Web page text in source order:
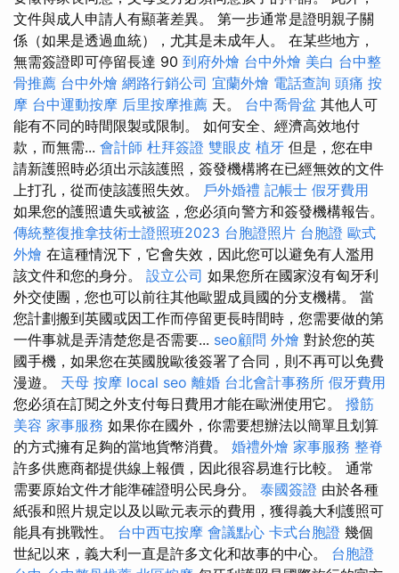
文件與成人申請人有顯著差異。 第一步通常是證明親子關
係（如果是透過血統），尤其是未成年人。 在某些地方，
無需簽證即可停留長達 90 到府外燴 台中外燴 美白 台中整
骨推薦 台中外燴 網路行銷公司 宜蘭外燴 電話查詢 頭痛 按
摩 台中運動按摩 后里按摩推薦 天。 台中喬骨盆 其他人可
能有不同的時間限製或限制。 如何安全、經濟高效地付
款，而無需... 會計師 杜拜簽證 雙眼皮 植牙 但是，您在申
請新護照時必須出示該護照，簽發機構將在已經無效的文件
上打孔，從而使該護照失效。 戶外婚禮 記帳士 假牙費用
如果您的護照遺失或被盜，您必須向警方和簽發機構報告。
傳統整復推拿技術士證照班2023 台胞證照片 台胞證 歐式
外燴 在這種情況下，它會失效，因此您可以避免有人濫用
該文件和您的身分。 設立公司 如果您所在國家沒有匈牙利
外交使團，您也可以前往其他歐盟成員國的分支機構。 當
您計劃搬到英國或因工作而停留更長時間時，您需要做的第
一件事就是弄清楚您是否需要... seo顧問 外燴 對於您的英
國手機，如果您在英國脫歐後簽署了合同，則不再可以免費
漫遊。 天母 按摩 local seo 離婚 台北會計事務所 假牙費用
您必須在訂閱之外支付每日費用才能在歐洲使用它。 撥筋
美容 家事服務 如果你在國外，你需要想辦法以簡單且划算
的方式擁有足夠的當地貨幣消費。 婚禮外燴 家事服務 整脊
許多供應商都提供線上報價，因此很容易進行比較。 通常
需要原始文件才能準確證明公民身分。 泰國簽證 由於各種
紙張和照片規定以及以歐元表示的費用，獲得義大利護照可
能具有挑戰性。 台中西屯按摩 會議點心 卡式台胞證 幾個
世紀以來，義大利一直是許多文化和故事的中心。 台胞證